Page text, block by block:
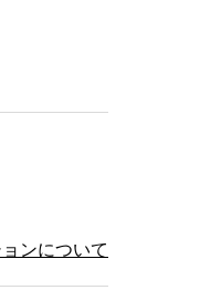
ンについて